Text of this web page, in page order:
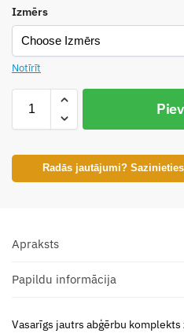
Izmērs
Notīrīt
Radās jautājumi?
Apraksts
Papildu informācija
Vasarīgs jautrs abģērbu komplekts